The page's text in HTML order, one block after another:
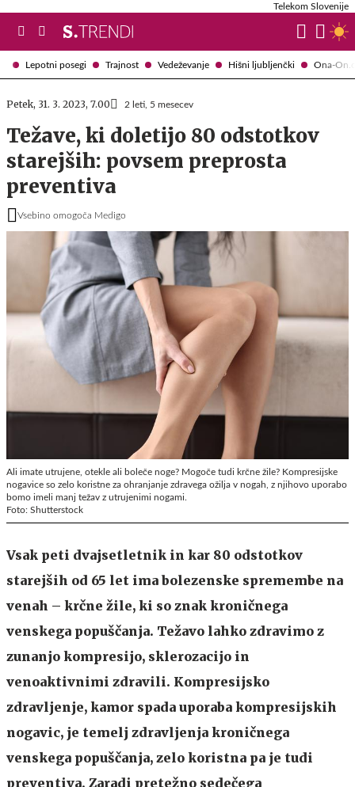
Lepotni posegi Trajnost Vedeževanje Hišni ljubljenčki Ona-
Telekom Slovenije
Petek, 31. 3. 2023, 7.00 2 leti, 5 mesecev
Težave, ki doletijo 80 odstotkov
starejših: povsem preprosta
preventiva
Vsebino omogoča Medigo
Ali imate utrujene, otekle ali boleče noge? Mogoče tudi krčne žile? Kompresijske
nogavice so zelo koristne za ohranjanje zdravega ožilja v nogah, z njihovo uporabo
bomo imeli manj težav z utrujenimi nogami.
Foto: Shutterstock
Vsak peti dvajsetletnik in kar 80 odstotkov
starejših od 65 let ima bolezenske spremembe na
venah – krčne žile, ki so znak kroničnega
venskega popuščanja. Težavo lahko zdravimo z
zunanjo kompresijo, sklerozacijo in
venoaktivnimi zdravili. Kompresijsko
zdravljenje, kamor spada uporaba kompresijskih
nogavic, je temelj zdravljenja kroničnega
venskega popuščanja, zelo koristna pa je tudi
preventiva. Zaradi pretežno sedečega